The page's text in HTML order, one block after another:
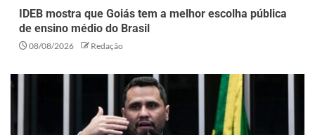
IDEB mostra que Goiás tem a melhor escolha pública
de ensino médio do Brasil
08/08/2026 Redação